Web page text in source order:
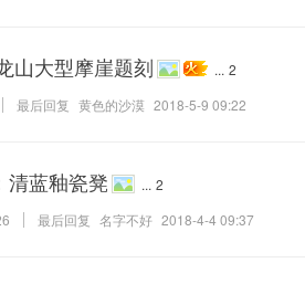
山大型摩崖题刻 ... 2
最后回复 黄色的沙漠 2018-5-9 09:22
清蓝釉瓷凳 ... 2
最后回复 名字不好 2018-4-4 09:37